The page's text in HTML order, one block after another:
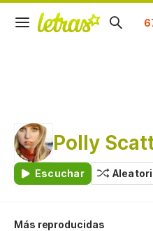
Polly
Escuchar
Más reproducidas